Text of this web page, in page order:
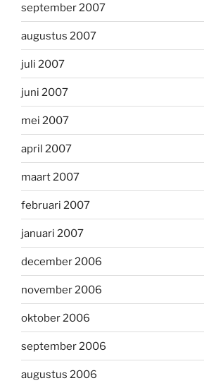
september 2007
augustus 2007
juli 2007
juni 2007
mei 2007
april 2007
maart 2007
februari 2007
januari 2007
december 2006
november 2006
oktober 2006
september 2006
augustus 2006